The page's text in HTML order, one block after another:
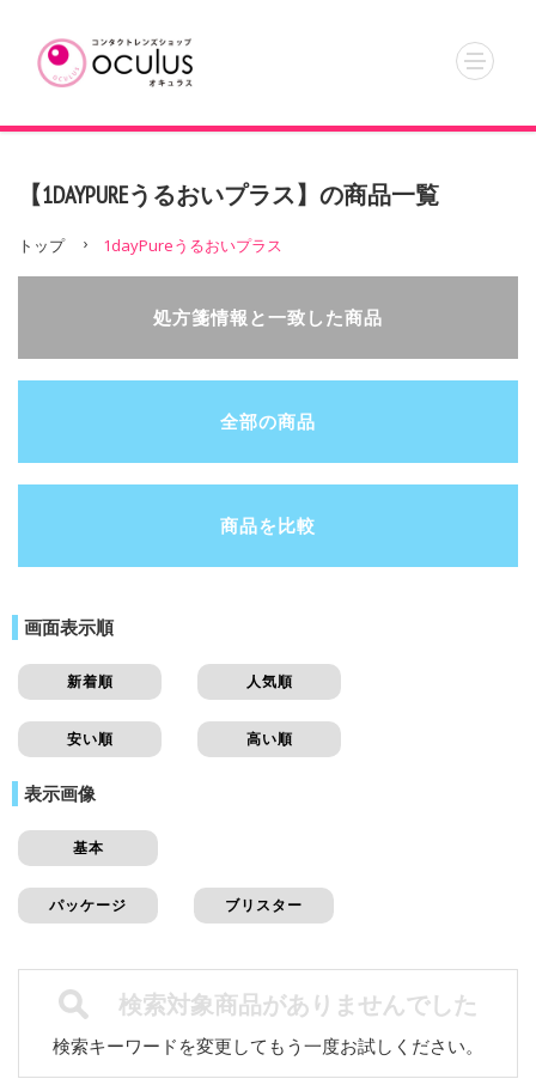
【1DAYPUREうるおいプラス】の商品一覧
トップ 1dayPureうるおいプラス
処方箋情報と一致した商品
全部の商品
商品を比較
画面表示順
新着順 人気順
安い順 高い順
表示画像
基本
パッケージ ブリスター
検索対象商品がありませんでした
検索キーワードを変更してもう一度お試しください。